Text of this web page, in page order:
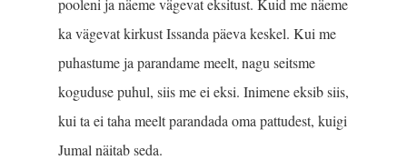
ka vägevat kirkust Issanda päeva keskel. Kui me
puhastume ja parandame meelt, nagu seitsme
koguduse puhul, siis me ei eksi. Inimene eksib siis,
kui ta ei taha meelt parandada oma pattudest, kuigi
Jumal näitab seda.